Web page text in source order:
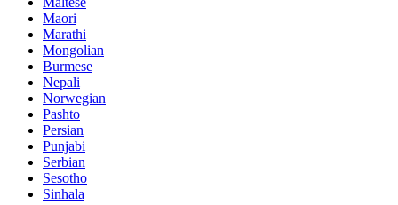
Maori
Marathi
Mongolian
Burmese
Nepali
Norwegian
Pashto
Persian
Punjabi
Serbian
Sesotho
Sinhala